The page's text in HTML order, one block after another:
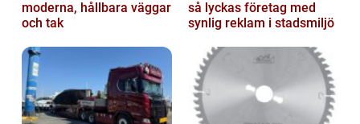
moderna, hållbara väggar
och tak
så lyckas företag med
synlig reklam i stadsmiljö